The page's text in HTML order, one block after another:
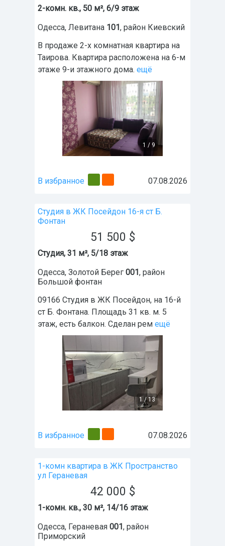
2-комн. кв., 50 м², 6/9 этаж
Одесса, Левитана 101, район Киевский
В продаже 2-х комнатная квартира на
Таирова. Квартира расположена на 6-м
этаже 9-и этажного дома. ещё
1 / 9
В избранное 07.08.2026
Студия в ЖК Посейдон 16-я ст Б.
Фонтан
51 500 $
Студия, 31 м², 5/18 этаж
Одесса, Золотой Берег 001, район
Большой фонтан
09166 Студия в ЖК Посейдон, на 16-й
ст Б. Фонтана. Площадь 31 кв. м. 5
этаж, есть балкон. Сделан рем ещё
1 /13
В избранное 07.08.2026
1-комн квартира в ЖК Пространство
ул Гераневая
42 000 $
1-комн. кв., 30 м², 14/16 этаж
Одесса, Гераневая 001, район
Приморский